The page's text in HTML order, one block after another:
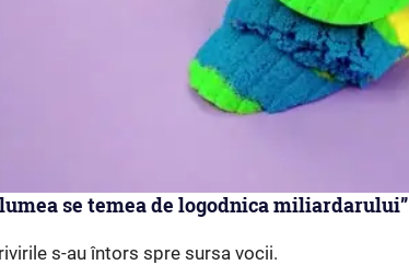
lumea se temea de logodnica miliardarului”
s-au întors spre sursa vocii.